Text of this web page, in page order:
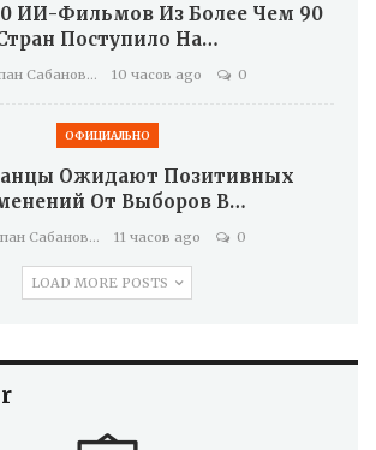
ИИ-Фильмов Из Более Чем 90
Поступило На…
Шолпан Сабанова 10 часов ago 0
ОФИЦИАЛЬНО
Ожидают Позитивных
От Выборов В…
Шолпан Сабанова 11 часов ago 0
LOAD MORE POSTS